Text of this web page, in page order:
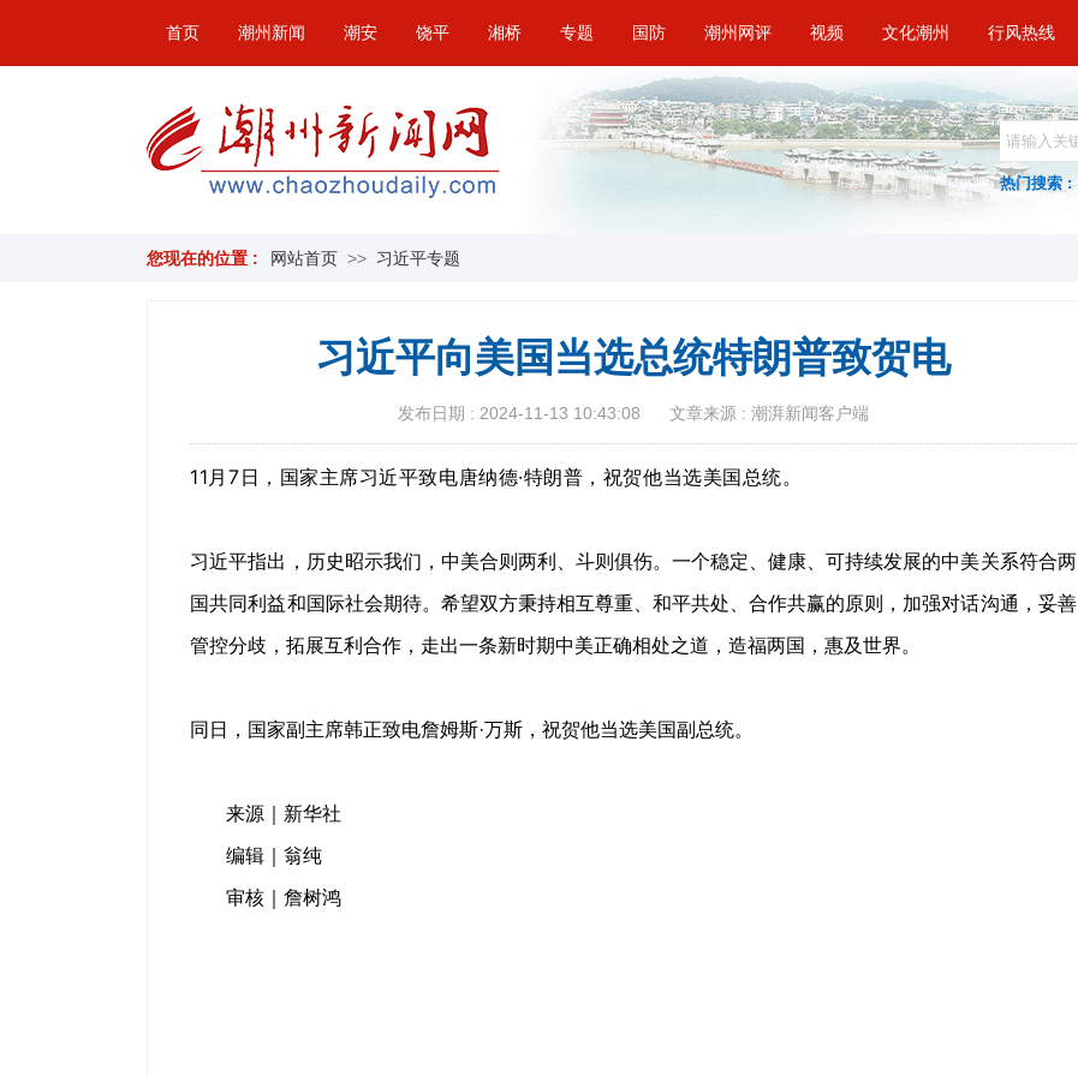
首页 潮州新闻 潮安 饶平 湘桥 专题 国防 潮州网评 视频 文化潮州 行风热线
热门搜索 :
您现在的位置 : 网站首页 >> 习近平专题
习近平向美国当选总统特朗普致贺电
发布日期 : 2024-11-13 10:43:08 文章来源 : 潮湃新闻客户端
11月7日，国家主席习近平致电唐纳德·特朗普，祝贺他当选美国总统。
习近平指出，历史昭示我们，中美合则两利、斗则俱伤。一个稳定、健康、可持续发展的中美关系符合两
国共同利益和国际社会期待。希望双方秉持相互尊重、和平共处、合作共赢的原则，加强对话沟通，妥善
管控分歧，拓展互利合作，走出一条新时期中美正确相处之道，造福两国，惠及世界。
同日，国家副主席韩正致电詹姆斯·万斯，祝贺他当选美国副总统。
来源｜新华社
编辑｜翁纯
审核｜詹树鸿